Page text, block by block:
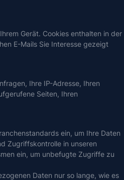
Gerät. Cookies enthalten in der
E-Mails Sie Interesse gezeigt
Ihre IP-Adresse, Ihren
Seiten, Ihren
ein, um Ihre Daten
Zugriffskontrolle in unseren
ein, um unbefugte Zugriffe zu
Daten nur so lange, wie es